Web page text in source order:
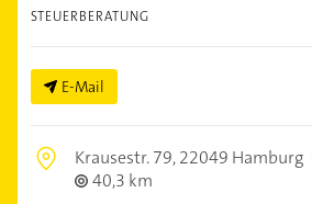
STEUERBERATUNG
E-Mail
Krausestr. 79,22049 Hamburg
40,3 km